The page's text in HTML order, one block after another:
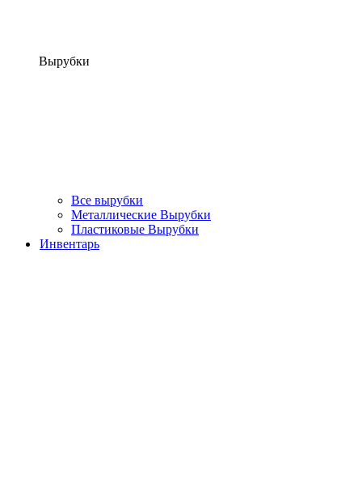
Вырубки
Все вырубки
Металлические Вырубки
Пластиковые Вырубки
Инвентарь